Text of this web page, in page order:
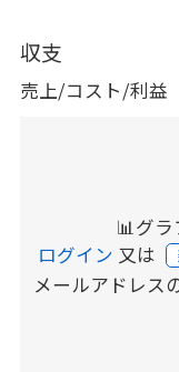
収支
売上/コスト/利益
📊グ
ログイン 又は
メールアドレス